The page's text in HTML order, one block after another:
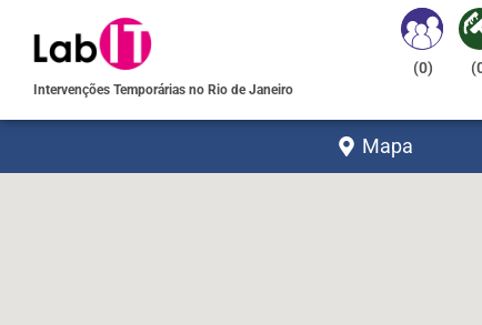
Intervenções Temporárias no Rio de Janeiro
(0) (
Mapa